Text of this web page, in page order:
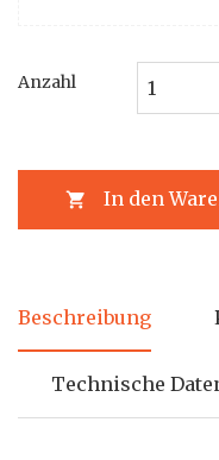
Anzahl
 In den
Beschreibung
Technische